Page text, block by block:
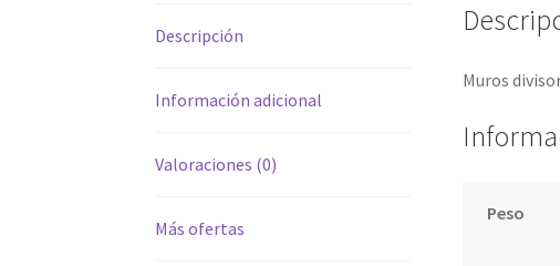
Descripción
Información adicional
Valoraciones (0)
Más ofertas
Muros
Peso